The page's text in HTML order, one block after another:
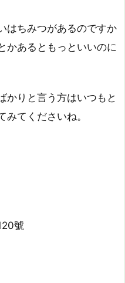
はちみつがあるのですか
かあるともっといいのに
かりと言う方はいつもと
てくださいね。
號